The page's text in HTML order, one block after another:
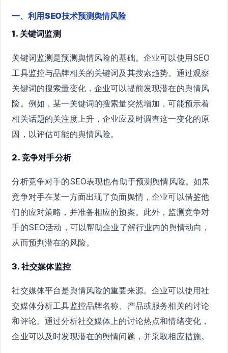
一、利用SEO技术预测舆情风险
1. 关键词监测
关键词监测是预测舆情风险的基础。企业可以使用SEO
工具监控与品牌相关的关键词及其搜索趋势。通过观察
关键词的搜索量变化，企业可以提前发现潜在的舆情风
险。例如，某一关键词的搜索量突然增加，可能预示着
相关话题的关注度上升，企业应及时调查这一变化的原
因，以评估可能的舆情风险。
2. 竞争对手分析
分析竞争对手的SEO表现也有助于预测舆情风险。如果
竞争对手在某一方面出现了负面舆情，企业可以借鉴他
们的应对策略，并准备相应的预案。此外，监测竞争对
手的SEO活动，可以帮助企业了解行业内的舆情动向，
从而预判潜在的风险。
3. 社交媒体监控
社交媒体平台是舆情风险的重要来源。企业可以使用社
交媒体分析工具监控品牌名称、产品或服务相关的讨论
和评论。通过分析社交媒体上的讨论热点和情绪变化，
企业可以及时发现潜在的舆情问题，并采取相应措施。